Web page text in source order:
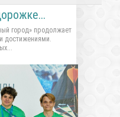
город» продолжает
достижениями.